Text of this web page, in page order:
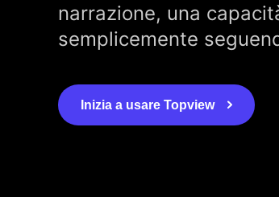
narrazione, una
semplicemente
Inizia a usare Topview